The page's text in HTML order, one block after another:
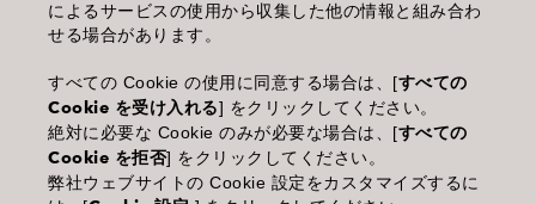
化粧品等の使用上の注意
(土・日・休日を除く 9:00-12:00 / 13:00-17:00)
※年末年始休業；12/30~1/4
によるサービスの使用から収集した他の情報と組み合わ
せる場合があります。
すべての Cookie の使用に同意する場合は、[すべての
Cookie を受け入れる] をクリックしてください。
絶対に必要な Cookie のみが必要な場合は、[すべての
Cookie を拒否] をクリックしてください。
弊社ウェブサイトの Cookie 設定をカスタマイズするに